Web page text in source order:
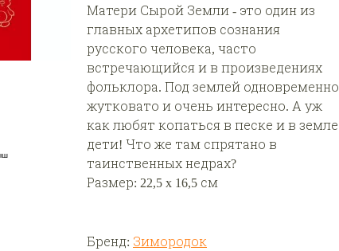
Матери Сырой Земли - это один из
главных архетипов сознания
русского человека, часто
встречающийся и в произведениях
фольклора. Под землей одновременно
жутковато и очень интересно. А уж
как любят копаться в песке и в земле
дети! Что же там спрятано в
таинственных недрах?
Размер: 22,5 x 16,5 см
Бренд: Зимородок